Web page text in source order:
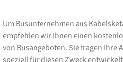
Um Busunternehmen aus
empfehlen wir Ihnen einen
von Busangeboten. Sie tragen Ihre
speziell für diesen Zweck